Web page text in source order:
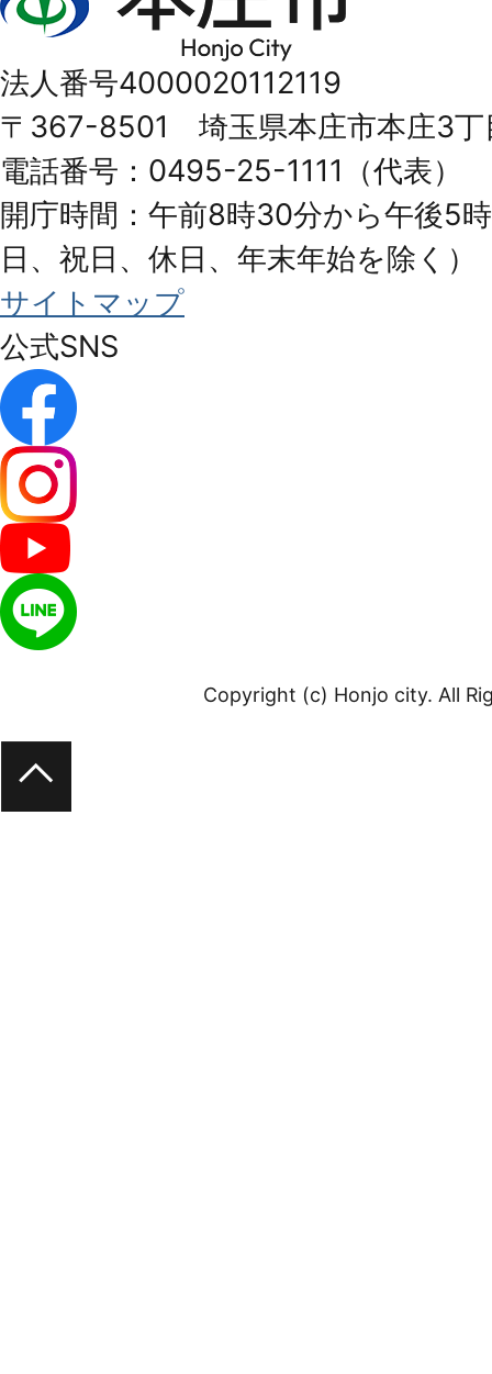
庄
Honjo
City
法人番号4000020112119
〒367-8501 埼玉県本庄市本庄3丁
電話番号：0495-25-1111（代表）
開庁時間：午前8時30分から午後5
日、祝日、休日、年末年始を除く）
サイトマップ
公式SNS
Copyright (c) Honjo city. All